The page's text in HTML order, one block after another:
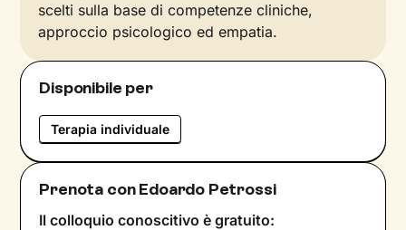
scelti sulla base di competenze cliniche,
approccio psicologico ed empatia.
Disponibile per
Terapia individuale
Prenota con Edoardo Petrossi
Il colloquio conoscitivo è gratuito: